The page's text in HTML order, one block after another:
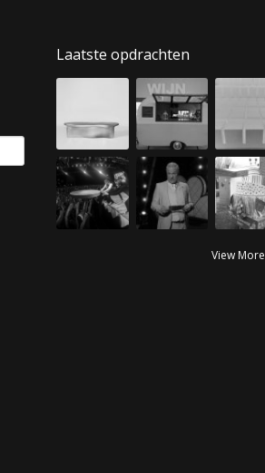
Laatste opdrachten
View More